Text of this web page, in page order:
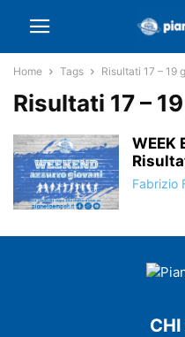
Home Tags Risultati 17 – 19
Risultati 17 –
WEEK
Fabrizio